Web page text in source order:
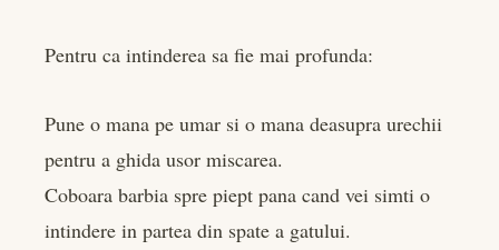
Pentru ca intinderea sa fie mai profunda:
Pune o mana pe umar si o mana deasupra urechii
pentru a ghida usor miscarea.
Coboara barbia spre piept pana cand vei simti o
intindere in partea din spate a gatului.